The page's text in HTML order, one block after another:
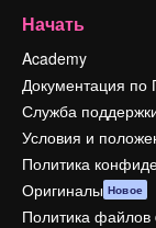
Начать
Academy
Документация по
Служба
Условия и
Политика
Оригиналы Новое
Политика файлов